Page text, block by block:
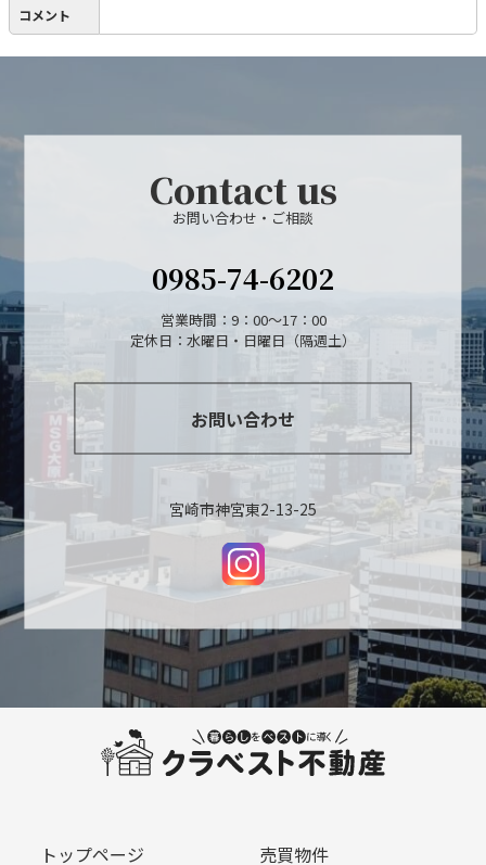
コメント
Contact us
お問い合わせ・ご相談
0985-74-6202
営業時間：9：00～17：00
定休日：水曜日・日曜日（隔週土）
お問い合わせ
宮崎市神宮東2-13-25
トップページ 売買物件